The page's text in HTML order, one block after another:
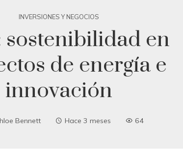
INVERSIONES Y NEGOCIOS
sostenibilidad en
de energía e
innovación
Bennett Hace 3 meses 64